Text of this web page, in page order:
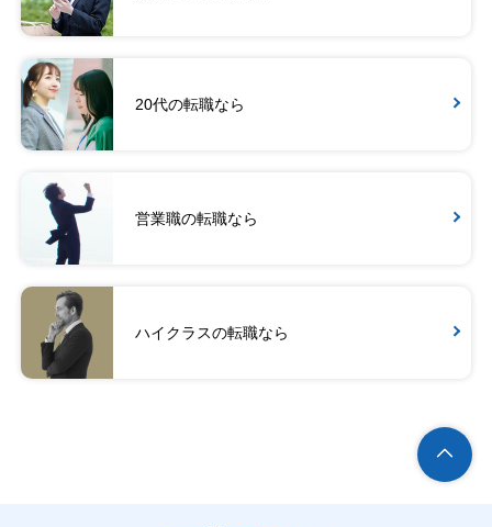
20代の転職なら
営業職の転職なら
ハイクラスの転職なら